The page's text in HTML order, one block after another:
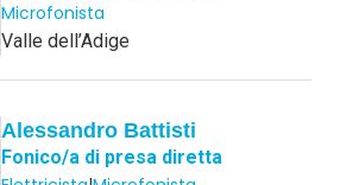
Microfonista
Valle dell’Adige
Alessandro Battisti
Fonico/a di presa diretta